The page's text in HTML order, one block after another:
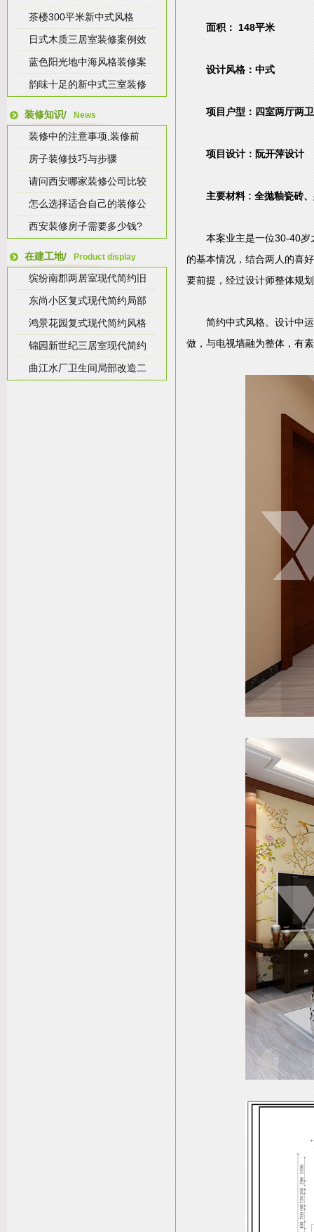
茶楼300平米新中式风格
日式木质三居室装修案例效
蓝色阳光地中海风格装修案
韵味十足的新中式三室装修
装修知识/ News
装修中的注意事项,装修前
房子装修技巧与步骤
请问西安哪家装修公司比较
怎么选择适合自己的装修公
西安装修房子需要多少钱?
在建工地/ Product display
缤纷南郡两居室现代简约旧
东尚小区复式现代简约局部
鸿景花园复式现代简约风格
锦园新世纪三居室现代简约
曲江水厂卫生间局部改造二
面积： 148平米
设计风格：中式
项目户型：四室两厅两
项目设计：阮开萍设计
主要材料 : 全抛釉瓷砖
本案业主是一位30-40岁
的基本情况，结合两人的喜
要前提，经过设计师整体规
简约中式风格。设计中
做，与电视墙融为整体，有